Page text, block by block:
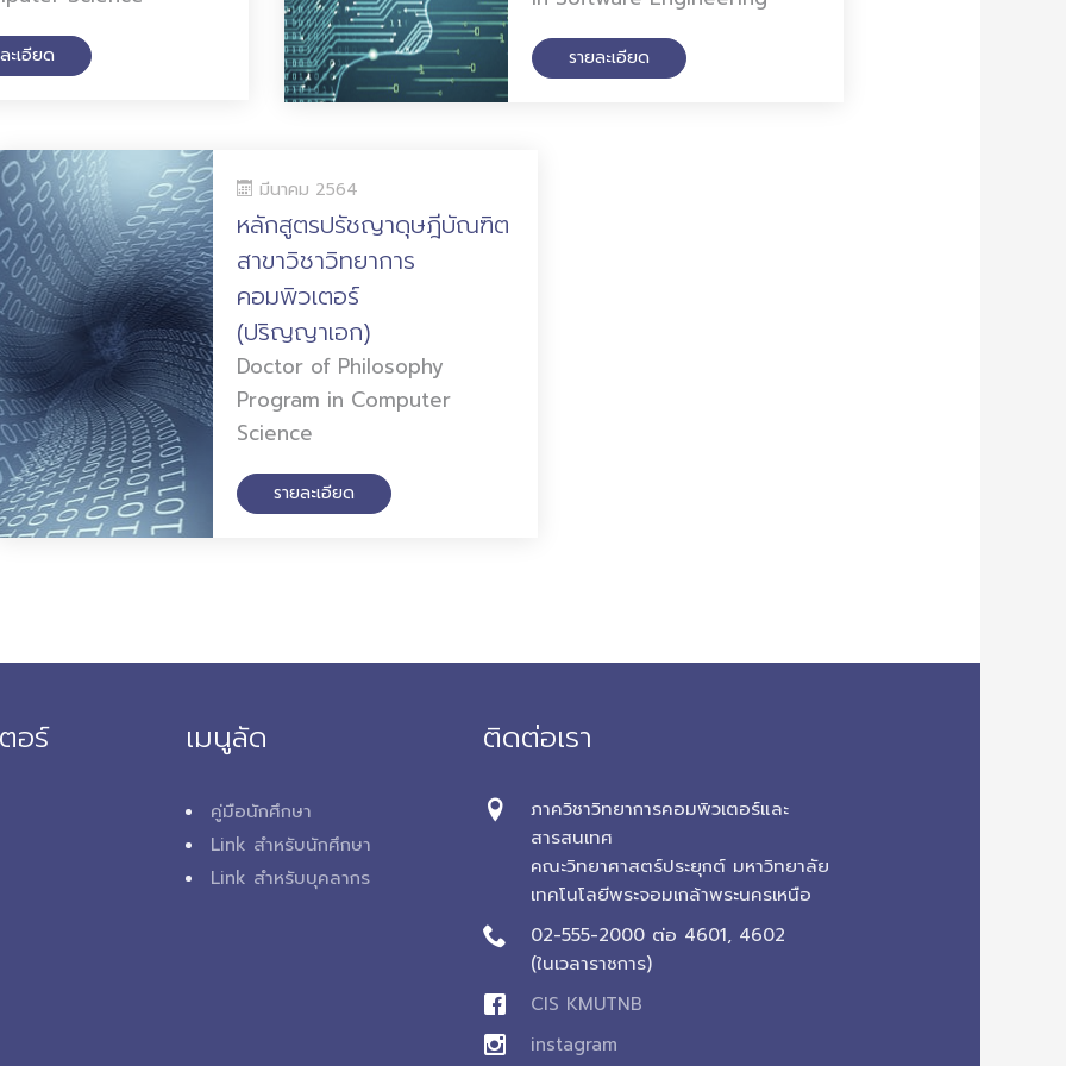
ะเอียด รายละเอียด
มีนาคม 2564
หลักสูตรปรัชญาดุษฎีบัณฑิต
สาขาวิชาวิทยาการ
คอมพิวเตอร์
(ปริญญาเอก)
Doctor of Philosophy
Program in Computer
Science
รายละเอียด
อร์ เมนูลัด
คู่มือนักศึกษา
Link สำหรับนักศึกษา
Link สำหรับบุคลากร
ติดต่อเรา
ภาควิชาวิทยาการคอมพิวเตอร์และ
สารสนเทศ
คณะวิทยาศาสตร์ประยุกต์ มหาวิทยาลัย
เทคโนโลยีพระจอมเกล้าพระนครเหนือ
02-555-2000 ต่อ 4601, 4602
(ในเวลาราชการ)
CIS KMUTNB
instagram